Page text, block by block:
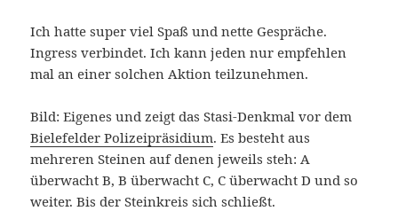
Ich hatte super viel Spaß und nette Gespräche.
Ingress verbindet. Ich kann jeden nur empfehlen
mal an einer solchen Aktion teilzunehmen.
Bild: Eigenes und zeigt das Stasi-Denkmal vor dem
Bielefelder Polizeipräsidium. Es besteht aus
mehreren Steinen auf denen jeweils steh: A
überwacht B, B überwacht C, C überwacht D und so
weiter. Bis der Steinkreis sich schließt.